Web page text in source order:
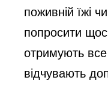
поживній їжі
попросити
отримують
відчувають